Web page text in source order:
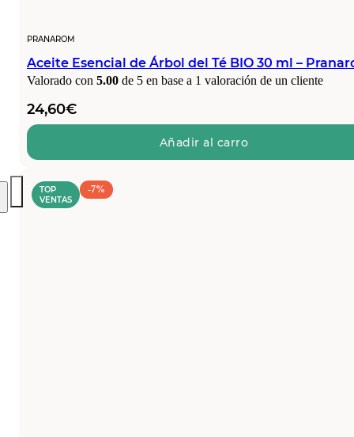
PRANAROM
Aceite Esencial de Árbol del Té BIO 30 ml –
Valorado con 5.00 de 5 en base a 1 valoración de un cliente
24,60€
Añadir al carro
TOP
VENTAS
-7%